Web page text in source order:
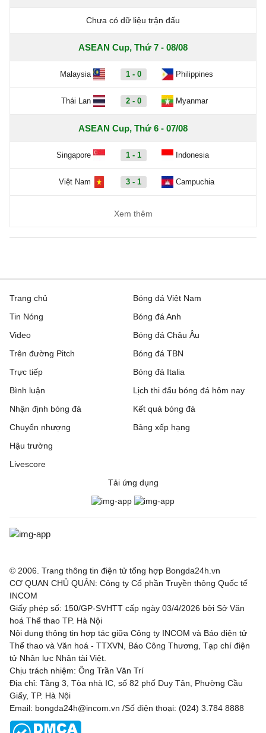
Chưa có dữ liệu trận đấu
ASEAN Cup, Thứ 7 - 08/08
Malaysia 1 - 0 Philippines
Thái Lan 2 - 0 Myanmar
ASEAN Cup, Thứ 6 - 07/08
Singapore 1 - 1 Indonesia
Việt Nam 3 - 1 Campuchia
Xem thêm
Trang chủ
Tin Nóng
Video
Trên đường Pitch
Trực tiếp
Bóng đá Việt Nam
Bóng đá Anh
Bóng đá Châu Âu
Bóng đá TBN
Bóng đá Italia
Bình luận
Nhận định bóng đá
Chuyển nhượng
Hậu trường
Livescore
Lịch thi đấu bóng đá hôm nay
Kết quả bóng đá
Bảng xếp hạng
Tải ứng dụng
© 2006. Trang thông tin điện tử tổng hợp Bongda24h.vn
CƠ QUAN CHỦ QUẢN: Công ty Cổ phần Truyền thông Quốc tế
INCOM
Giấy phép số: 150/GP-SVHTT cấp ngày 03/4/2026 bởi Sở Văn
hoá Thể thao TP. Hà Nội
Nội dung thông tin hợp tác giữa Công ty INCOM và Báo điện tử
Thể thao và Văn hoá - TTXVN, Báo Công Thương, Tạp chí điện
tử Nhân lực Nhân tài Việt.
Chịu trách nhiệm: Ông Trần Văn Trí
Địa chỉ: Tầng 3, Tòa nhà IC, số 82 phố Duy Tân, Phường Cầu
Giấy, TP. Hà Nội
Email: bongda24h@incom.vn /Số điện thoại: (024) 3.784 8888